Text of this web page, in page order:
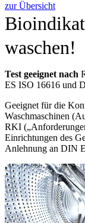
zur Übersicht
waschen!
Test geeignet nach
ES ISO 16616 und
Geeignet für die
Waschmaschinen
RKI
Einrichtungen des
Anlehnung an DIN